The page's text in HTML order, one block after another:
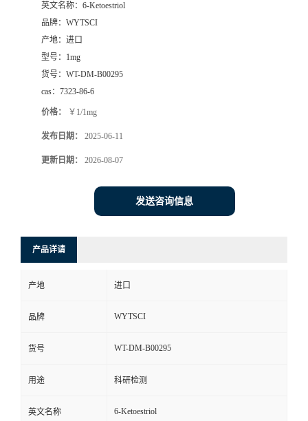
英文名称： 6-Ketoestriol
品牌： WYTSCI
产地： 进口
型号： 1mg
货号： WT-DM-B00295
cas： 7323-86-6
价格： ￥1/1mg
发布日期： 2025-06-11
更新日期： 2026-08-07
发送咨询信息
产品详请
产地 进口
品牌 WYTSCI
货号 WT-DM-B00295
用途 科研检测
英文名称 6-Ketoestriol